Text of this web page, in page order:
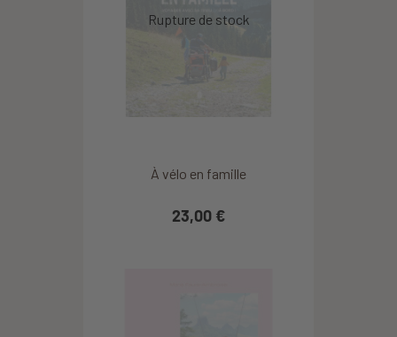
À vélo en famille
23,00 €